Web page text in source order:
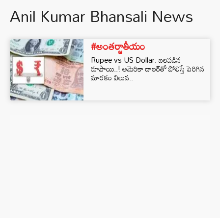
Anil Kumar Bhansali News
#అంతర్జాతీయం
Rupee vs US Dollar: బలపడిన
రూపాయి..! అమెరికా డాలర్‌తో పోలిస్తే పెరిగిన
మారకం విలువ..